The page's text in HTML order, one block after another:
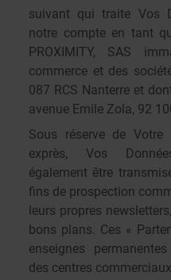
suivant qui traite Vos
notre compte en tant
PROXIMITY, SAS
commerce et des
087 RCS Nanterre et
avenue Emile Zola, 92
Sous réserve de Votre
exprès, Vos
également être
fins de prospection
leurs propres
bons plans. Ces «
enseignes
des centres